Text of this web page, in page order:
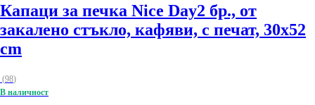
Капаци за печка Nice Day2 бр., от
закалено стъкло, кафяви, с печат, 30x52
cm
(98)
В наличност